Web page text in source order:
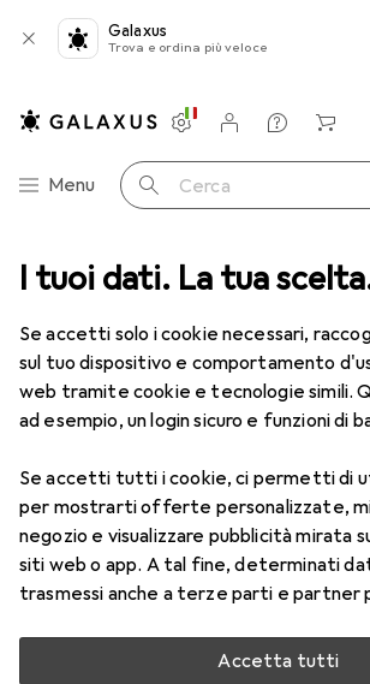
I tuoi dati. La tua
Se accetti solo i cookie necessari,
sul tuo dispositivo e comportamento
web tramite cookie e tecnologie simili.
ad esempio, un login sicuro e funzioni di
Se accetti tutti i cookie, ci permetti di
per mostrarti offerte personalizzate,
negozio e visualizzare pubblicità mirata
siti web o app. A tal fine, determinati
trasmessi anche a terze parti e partner
Accetta tutti
Galaxus
Trova e ordina più veloce
Categoria Navigazione
Menu Cerca
Impostazioni
Conto cliente
Liste di confronto
Liste dei desideri
Carrello
Chiave a bussola + esagonale Koken Porta-
EUR
20,84
Porta-inserti
7/16"
Accessori per Koken
inserti
Qui trovi accessori adatti per il prodotto
inserti della categoria Chiave a bussola.